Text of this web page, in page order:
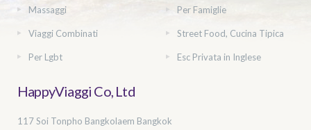
Massaggi Per Famiglie
Viaggi Combinati Street Food, Cucina Tipica
Per Lgbt Esc Privata in Inglese
HappyViaggi Co, Ltd
117 Soi Tonpho Bangkolaem Bangkok